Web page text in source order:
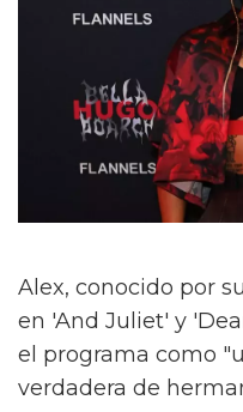
Alex, conocido por
en 'And Juliet' y
el programa como
verdadera de